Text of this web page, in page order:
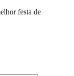
festa de